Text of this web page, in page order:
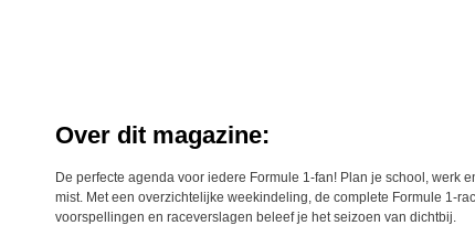
Over dit magazine:
De perfecte agenda voor iedere Formule 1-fan! Plan je school, werk
mist. Met een overzichtelijke weekindeling, de complete Formule 1-
voorspellingen en raceverslagen beleef je het seizoen van dichtbij.